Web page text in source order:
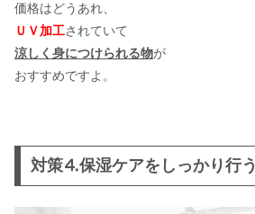
価格はどうあれ、
ＵＶ加工されていて
涼しく身につけられる物が
おすすめですよ。
対策⒋保湿ケアをしっかり行う